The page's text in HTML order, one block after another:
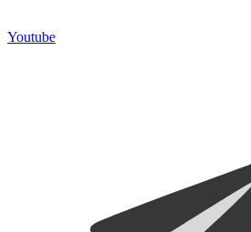
Youtube